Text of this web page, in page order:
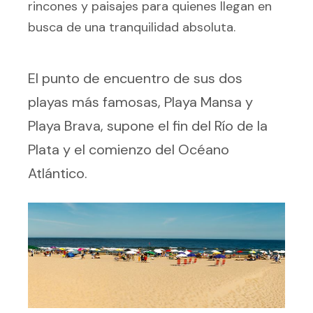
rincones y paisajes para quienes llegan en
busca de una tranquilidad absoluta.
El punto de encuentro de sus dos
playas más famosas, Playa Mansa y
Playa Brava, supone el fin del Río de la
Plata y el comienzo del Océano
Atlántico.